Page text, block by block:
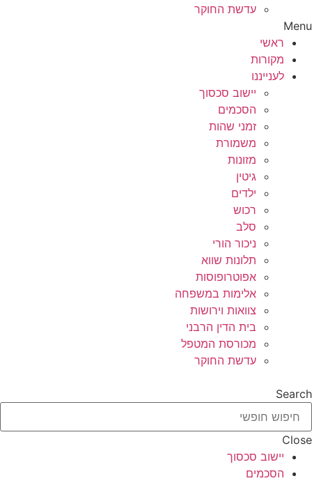
עדשת החוקר
Menu
ראשי
מקורות
לענייננו
יישוב סכסוך
הסכמים
זמני שהות
משמורת
מזונות
גיטין
ילדים
רכוש
סלב
ניכור הורי
תלונות שווא
אפוטרופוסות
אלימות במשפחה
צוואות וירושות
בית הדין הרבני
מכורסת המטפל
עדשת החוקר
Search
Close
יישוב סכסוך
הסכמים